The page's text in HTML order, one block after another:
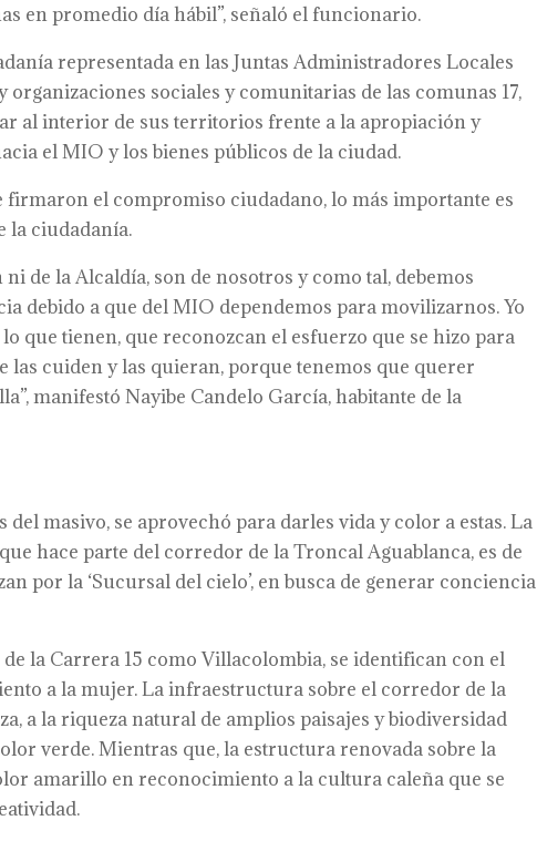
en promedio día hábil”, señaló el funcionario.
representada en las Juntas Administradores Locales
organizaciones sociales y comunitarias de las comunas 17,
al interior de sus territorios frente a la apropiación y
el MIO y los bienes públicos de la ciudad.
firmaron el compromiso ciudadano, lo más importante es
la ciudadanía.
de la Alcaldía, son de nosotros y como tal, debemos
debido a que del MIO dependemos para movilizarnos. Yo
que tienen, que reconozcan el esfuerzo que se hizo para
las cuiden y las quieran, porque tenemos que querer
manifestó Nayibe Candelo García, habitante de la
masivo, se aprovechó para darles vida y color a estas. La
hace parte del corredor de la Troncal Aguablanca, es de
por la ‘Sucursal del cielo’, en busca de generar conciencia
la Carrera 15 como Villacolombia, se identifican con el
a la mujer. La infraestructura sobre el corredor de la
a la riqueza natural de amplios paisajes y biodiversidad
verde. Mientras que, la estructura renovada sobre la
amarillo en reconocimiento a la cultura caleña que se